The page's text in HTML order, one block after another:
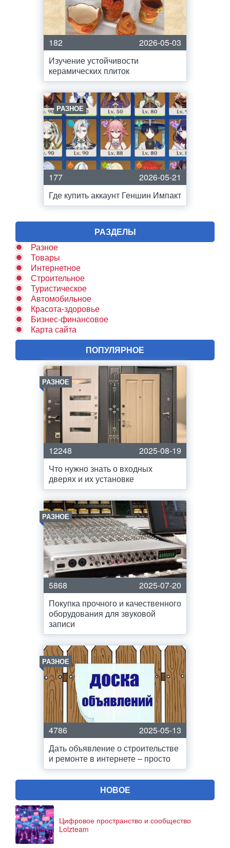
182
2026-05-03
Изучение устойчивости
керамических плиток
РАЗНОЕ
177
2026-05-21
Где купить аккаунт Геншин Импакт
РАЗДЕЛЫ
Разное
Товары
Интернетное
Строительное
Туристическое
Автомобильное
Красота-здоровье
Бизнес-финансовое
Карта сайта
ПОПУЛЯРНОЕ
РАЗНОЕ
12248
2025-08-19
Что нужно знать о входных
дверях и их установке
РАЗНОЕ
5868
2025-07-20
Покупка прочного и качественного
оборудования для звуковой
записи
РАЗНОЕ
4786
2025-05-13
Дать объявление о строительстве
и ремонте в интернете – просто
НОВОЕ
Цифровое пространство и сообщество
Lolzteam